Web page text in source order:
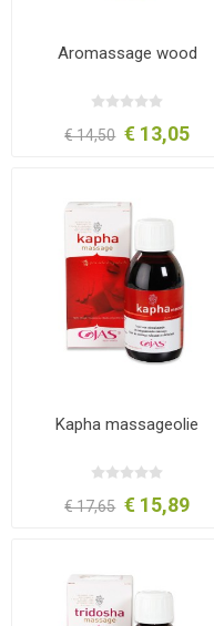
Aromassage wood
€ 14,50 € 13,05
Kapha massageolie
€ 17,65 € 15,89